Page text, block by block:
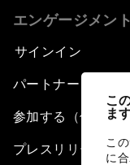
こ
ま
こ
に
エンゲージメント
サインイン
パートナー（組織
参加する（個人、組
プレスリリース登